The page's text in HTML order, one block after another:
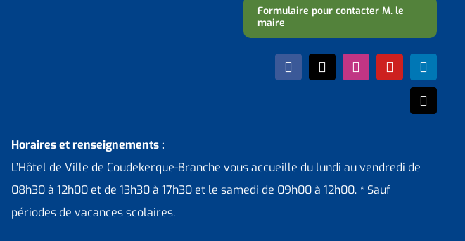
Formulaire pour contacter M. le
maire
Horaires et renseignements :
L’Hôtel de Ville de Coudekerque-Branche vous accueille du lundi au vendredi de
08h30 à 12h00 et de 13h30 à 17h30 et le samedi de 09h00 à 12h00. * Sauf
périodes de vacances scolaires.